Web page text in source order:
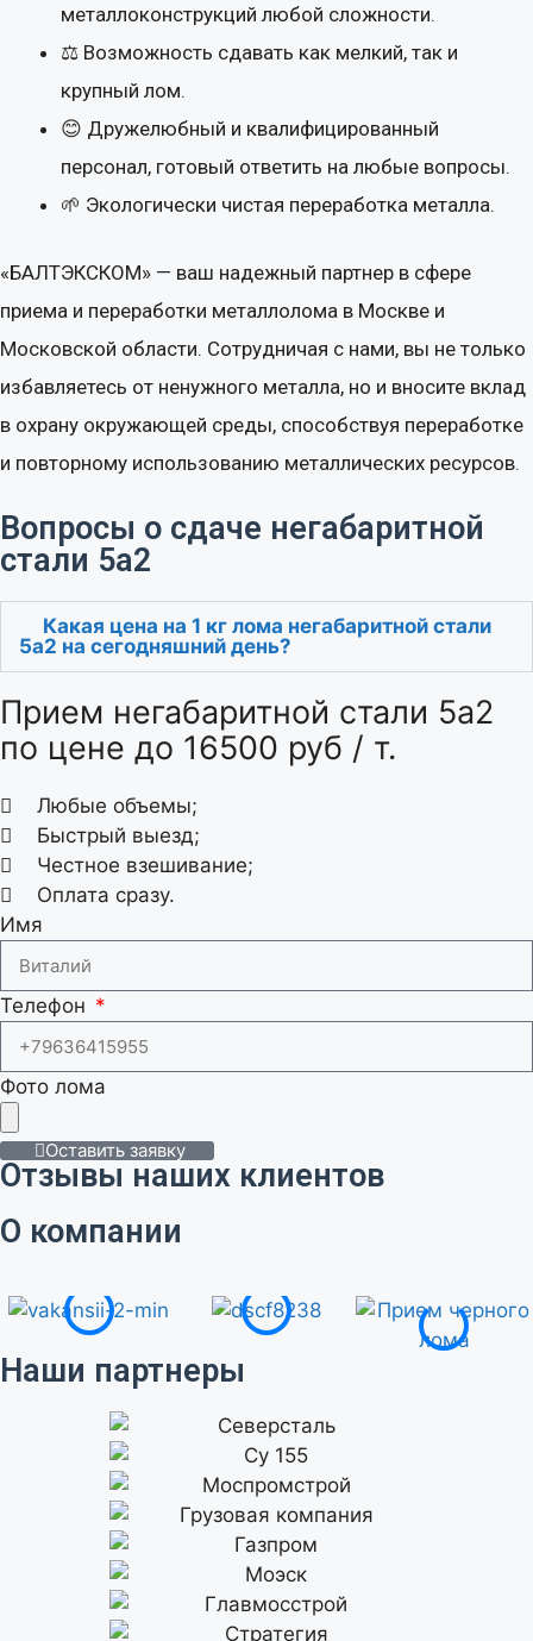
металлоконструкций любой сложности.
⚖ Возможность сдавать как мелкий, так и
крупный лом.
😊 Дружелюбный и квалифицированный
персонал, готовый ответить на любые вопросы.
🌱 Экологически чистая переработка металла.
«БАЛТЭКСКОМ» — ваш надежный партнер в сфере
приема и переработки металлолома в Москве и
Московской области. Сотрудничая с нами, вы не только
избавляетесь от ненужного металла, но и вносите вклад
в охрану окружающей среды, способствуя переработке
и повторному использованию металлических ресурсов.
Вопросы о сдаче негабаритной
стали 5а2
Какая цена на 1 кг лома негабаритной стали
5а2 на сегодняшний день?
Прием негабаритной стали 5а2
по цене до 16500 руб / т.
Любые объемы;
Быстрый выезд;
Честное взешивание;
Оплата сразу.
Имя
Телефон
Фото лома
Оставить заявку
Отзывы наших клиентов
О компании
Наши партнеры